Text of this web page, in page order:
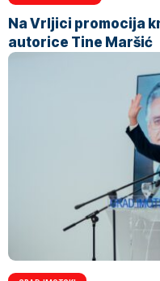
Na Vrljici promocija
autorice Tine Maršić